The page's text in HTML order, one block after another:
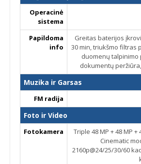
Operacinė
sistema
Papildoma
info
Greitas baterijos
30 min, triukšmo filtras
duomenų talpinimo
dokumentų
Muzika ir Garsas
FM radija
Foto ir Video
Fotokamera
Triple 48 MP + 48 MP +
Cinematic
2160p@24/25/30/60